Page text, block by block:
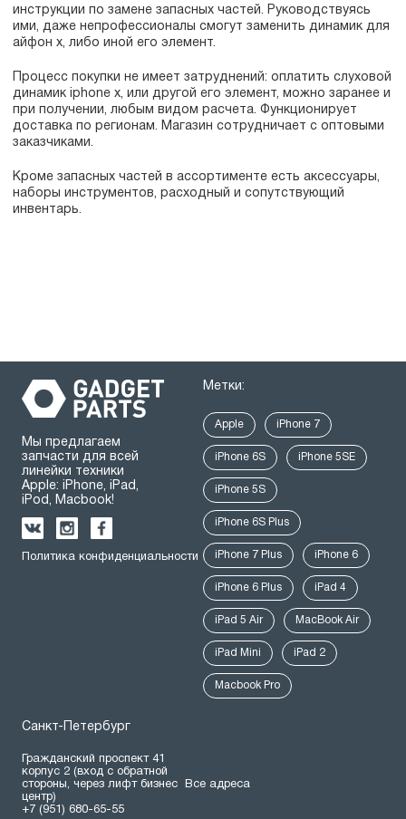
инструкции по замене запасных частей. Руководствуясь
ими, даже непрофессионалы смогут заменить динамик для
айфон x, либо иной его элемент.
Процесс покупки не имеет затруднений: оплатить слуховой
динамик iphone x, или другой его элемент, можно заранее и
при получении, любым видом расчета. Функционирует
доставка по регионам. Магазин сотрудничает с оптовыми
заказчиками.
Кроме запасных частей в ассортименте есть аксессуары,
наборы инструментов, расходный и сопутствующий
инвентарь.
Мы предлагаем
запчасти для всей
линейки техники
Apple: iPhone, iPad,
iPod, Macbook!
Политика конфиденциальности
Метки:
Apple iPhone 7
iPhone 6S iPhone 5SE
iPhone 5S
iPhone 6S Plus
iPhone 7 Plus iPhone 6
iPhone 6 Plus iPad 4
iPad 5 Air MacBook Air
iPad Mini iPad 2
Macbook Pro
Санкт-Петербург
Гражданский проспект 41
корпус 2 (вход с обратной
стороны, через лифт бизнес
центр)
+7 (951) 680-65-55
Все адреса